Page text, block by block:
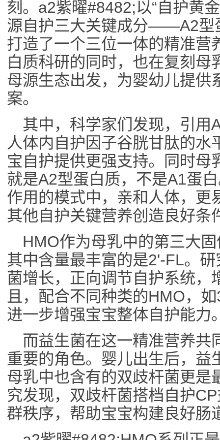
刻。a2紫曜#8482;以“自护黄
源自护三大关键成分——A2型
打造了一个三位一体的精准营
白质科研的同时，也在复刻母
母源生态出发，为婴幼儿提供
案。
其中，科学家们发现，引用
人体内自护因子谷胱甘肽的水
宝自护提供更强支持。同时母
就是A2型蛋白质，不是A1蛋
作用的模式中，亲和人体，更
其他自护关键营养创造良好条
HMO作为母乳中的第三大
其中含量最丰富的是2'-FL。
菌增长，正向调节自护系统，
且，配合不同种类的HMO，
进一步增强宝宝整体自护能力
而益生菌在这一精准营养共
重要的角色。婴儿出生后，益
母乳中也含有的双歧杆菌更是
究发现，双歧杆菌搭档自护
群秩序，帮助宝宝构建良好肠